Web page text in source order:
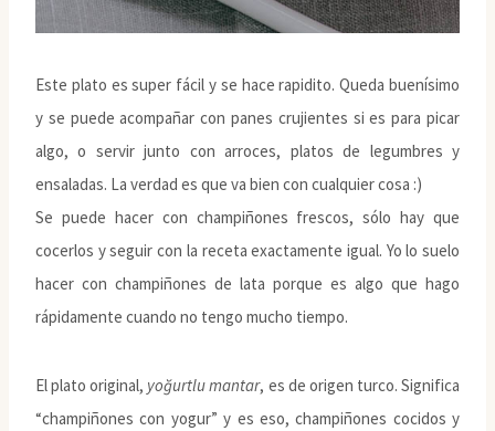
Este plato es super fácil y se hace rapidito. Queda buenísimo
y se puede acompañar con panes crujientes si es para picar
algo, o servir junto con arroces, platos de legumbres y
ensaladas. La verdad es que va bien con cualquier cosa :)
Se puede hacer con champiñones frescos, sólo hay que
cocerlos y seguir con la receta exactamente igual. Yo lo suelo
hacer con champiñones de lata porque es algo que hago
rápidamente cuando no tengo mucho tiempo.
El plato original, yoğurtlu mantar, es de origen turco. Significa
“champiñones con yogur” y es eso, champiñones cocidos y